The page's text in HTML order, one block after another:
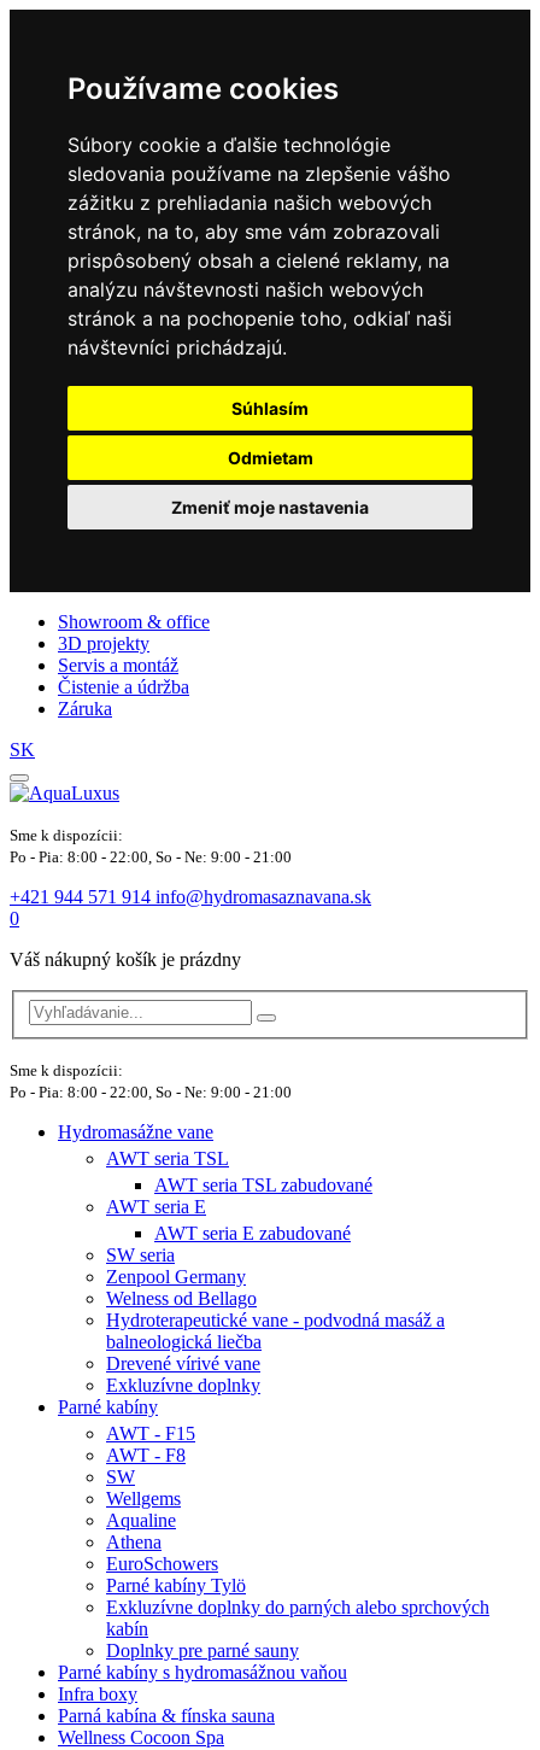
Používame cookies
Súbory cookie a ďalšie technológie
sledovania používame na zlepšenie vášho
zážitku z prehliadania našich webových
stránok, na to, aby sme vám zobrazovali
prispôsobený obsah a cielené reklamy, na
analýzu návštevnosti našich webových
stránok a na pochopenie toho, odkiaľ naši
návštevníci prichádzajú.
Súhlasím
Odmietam
Zmeniť moje nastavenia
Showroom & office
3D projekty
Servis a montáž
Čistenie a údržba
Záruka
SK
Sme k dispozícii:
Po - Pia: 8:00 - 22:00, So - Ne: 9:00 - 21:00
+421 944 571 914 info@hydromasaznavana.sk
0
Váš nákupný košík je prázdny
Sme k dispozícii:
Po - Pia: 8:00 - 22:00, So - Ne: 9:00 - 21:00
Hydromasážne vane
AWT seria TSL
AWT seria TSL zabudované
AWT seria E
AWT seria E zabudované
SW seria
Zenpool Germany
Welness od Bellago
Hydroterapeutické vane - podvodná masáž a
balneologická liečba
Drevené vírivé vane
Exkluzívne doplnky
Parné kabíny
AWT - F15
AWT - F8
SW
Wellgems
Aqualine
Athena
EuroSchowers
Parné kabíny Tylö
Exkluzívne doplnky do parných alebo sprchových
kabín
Doplnky pre parné sauny
Parné kabíny s hydromasážnou vaňou
Infra boxy
Parná kabína & fínska sauna
Wellness Cocoon Spa